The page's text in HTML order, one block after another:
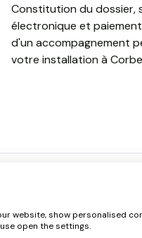
Constitution du dossier,
électronique et
d'un accompagnement
votre installation à
website, show personalised
open the settings.